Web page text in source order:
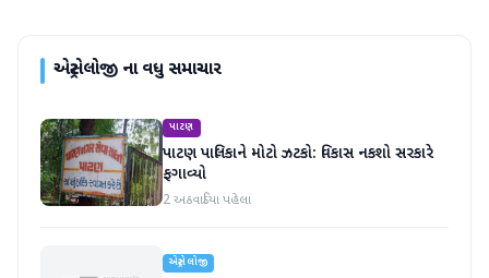
એસ્ટ્રોલોજી ના વધુ સમાચાર
પાટણ
પાટણ પાલિકાને મોટો ઝટકો: વિકાસ નકશો સરકારે
ફગાવ્યો
2 અઠવાડિયા પહેલા
એસ્ટ્રોલોજી